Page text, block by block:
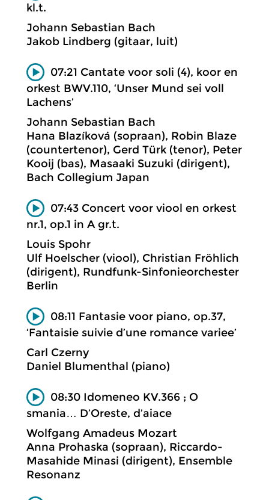
kl.t.
Johann Sebastian Bach
Jakob Lindberg (gitaar, luit)
07:21 Cantate voor soli (4), koor en
orkest BWV.110, ‘Unser Mund sei voll
Lachens’
Johann Sebastian Bach
Hana Blazíková (sopraan), Robin Blaze
(countertenor), Gerd Türk (tenor), Peter
Kooij (bas), Masaaki Suzuki (dirigent),
Bach Collegium Japan
07:43 Concert voor viool en orkest
nr.1, op.1 in A gr.t.
Louis Spohr
Ulf Hoelscher (viool), Christian Fröhlich
(dirigent), Rundfunk-Sinfonieorchester
Berlin
08:11 Fantasie voor piano, op.37,
‘Fantaisie suivie d’une romance variee’
Carl Czerny
Daniel Blumenthal (piano)
08:30 Idomeneo KV.366 ; O
smania… D’Oreste, d’aiace
Wolfgang Amadeus Mozart
Anna Prohaska (sopraan), Riccardo-
Masahide Minasi (dirigent), Ensemble
Resonanz